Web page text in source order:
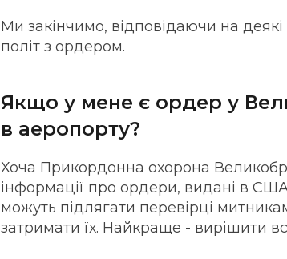
Ми закінчимо, відповідаючи на
політ з ордером.
Якщо у мене є ордер у
в аеропорту?
Хоча Прикордонна охорона
інформації про ордери, видані в
можуть підлягати перевірці
затримати їх. Найкраще - вирішити